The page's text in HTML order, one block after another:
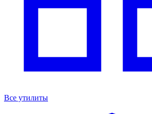
Все утилиты